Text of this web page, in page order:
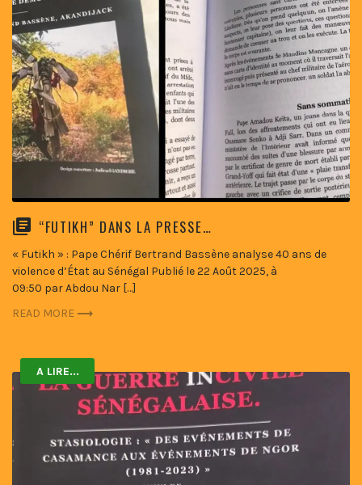
“FUTIKH” DANS LA PRESSE…
« Futikh » : Pape Chérif Bertrand Bassène analyse 40 ans de
violence d’État au Sénégal Publié le 22 Août 2025, à
09:50 par Abdou Nar […]
READ MORE
A LIRE...